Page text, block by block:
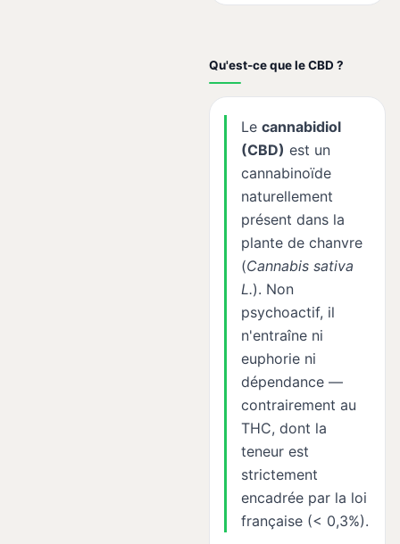
Qu'est-ce que le CBD ?
Le cannabidiol
(CBD) est un
cannabinoïde
naturellement
présent dans la
plante de chanvre
(Cannabis sativa
L.). Non
psychoactif, il
n'entraîne ni
euphorie ni
dépendance —
contrairement au
THC, dont la
teneur est
strictement
encadrée par la loi
française (< 0,3%).